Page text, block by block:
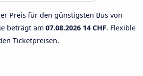
Preis für den günstigsten Bus von
beträgt am 07.08.2026 14 CHF. Flexible
Ticketpreisen.